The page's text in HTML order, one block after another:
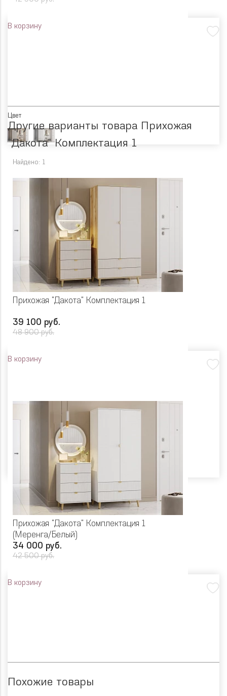
В корзину
Цвет
Другие варианты товара Прихожая
"Дакота" Комплектация 1
Найдено: 1
Прихожая "Дакота" Комплектация 1
39 100 руб.
48 900 руб.
В корзину
Прихожая "Дакота" Комплектация 1
(Меренга/Белый)
34 000 руб.
42 500 руб.
В корзину
Похожие товары